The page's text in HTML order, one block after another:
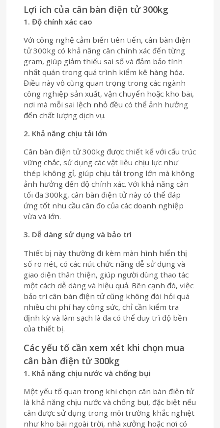
Lợi ích của cân bàn điện tử 300kg
1. Độ chính xác cao
Với công nghệ cảm biến tiên tiến, cân bàn điện
tử 300kg có khả năng cân chính xác đến từng
gram, giúp giảm thiểu sai số và đảm bảo tính
nhất quán trong quá trình kiểm kê hàng hóa.
Điều này vô cùng quan trọng trong các ngành
công nghiệp sản xuất, vận chuyển hoặc kho bãi,
nơi mà mỗi sai lệch nhỏ đều có thể ảnh hưởng
đến chất lượng dịch vụ.
2. Khả năng chịu tải lớn
Cân bàn điện tử 300kg được thiết kế với cấu trúc
vững chắc, sử dụng các vật liệu chịu lực như
thép không gỉ, giúp chịu tải trọng lớn mà không
ảnh hưởng đến độ chính xác. Với khả năng cân
tối đa 300kg, cân bàn điện tử này có thể đáp
ứng tốt nhu cầu cân đo của các doanh nghiệp
vừa và lớn.
3. Dễ dàng sử dụng và bảo trì
Thiết bị này thường đi kèm màn hình hiển thị
số rõ nét, có các nút chức năng dễ sử dụng và
giao diện thân thiện, giúp người dùng thao tác
một cách dễ dàng và hiệu quả. Bên cạnh đó, việc
bảo trì cân bàn điện tử cũng không đòi hỏi quá
nhiều chi phí hay công sức, chỉ cần kiểm tra
định kỳ và làm sạch là đã có thể duy trì độ bền
của thiết bị.
Các yếu tố cần xem xét khi chọn mua
cân bàn điện tử 300kg
1. Khả năng chịu nước và chống bụi
Một yếu tố quan trọng khi chọn cân bàn điện tử
là khả năng chịu nước và chống bụi, đặc biệt nếu
cân được sử dụng trong môi trường khắc nghiệt
như kho bãi ngoài trời, nhà xưởng hoặc nơi có